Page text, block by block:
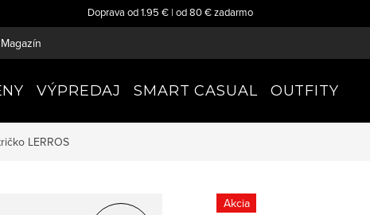
Doprava od 1.95 € | od 80 € zadarmo
Magazín
VÝPREDAJ SMART CASUAL OUTFITY
LERROS
Akcia